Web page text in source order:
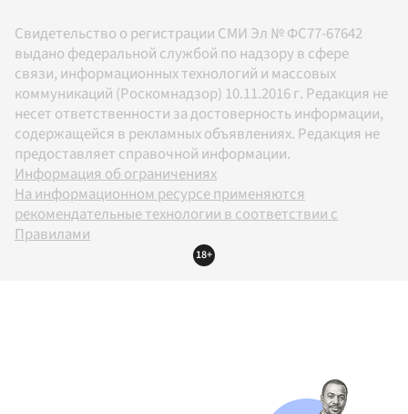
Свидетельство о регистрации СМИ Эл № ФС77-67642
выдано федеральной службой по надзору в сфере
связи, информационных технологий и массовых
коммуникаций (Роскомнадзор) 10.11.2016 г. Редакция не
несет ответственности за достоверность информации,
содержащейся в рекламных объявлениях. Редакция не
предоставляет справочной информации.
Информация об ограничениях
На информационном ресурсе применяются
рекомендательные технологии в соответствии с
Правилами
18+